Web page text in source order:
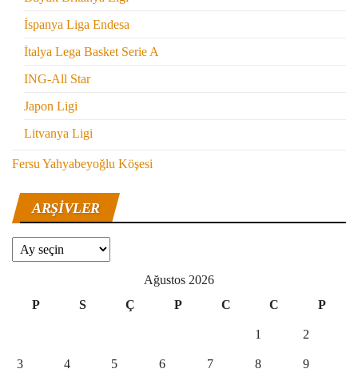
İspanya Liga Endesa
İtalya Lega Basket Serie A
ING-All Star
Japon Ligi
Litvanya Ligi
Fersu Yahyabeyoğlu Köşesi
ARŞIVLER
Arşivler
Ağustos 2026
P
S Ç P C C P
1 2
3 4 5 6 7 8 9